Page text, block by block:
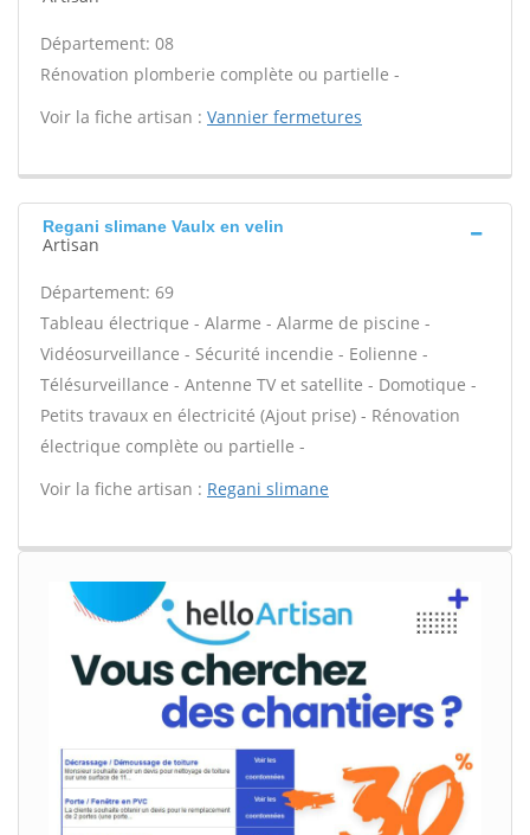
Département: 08
Rénovation plomberie complète ou partielle -
Voir la fiche artisan : Vannier fermetures
Regani slimane Vaulx en velin
Artisan
Département: 69
Tableau électrique - Alarme - Alarme de piscine -
Vidéosurveillance - Sécurité incendie - Eolienne -
Télésurveillance - Antenne TV et satellite - Domotique -
Petits travaux en électricité (Ajout prise) - Rénovation
électrique complète ou partielle -
Voir la fiche artisan : Regani slimane